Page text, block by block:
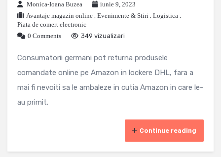
Monica-Ioana Buzea
iunie 9, 2023
Avantaje magazin online , Evenimente & Stiri , Logistica ,
Piata de comert electronic
0 Comments
349 vizualizari
Consumatorii germani pot returna produsele
comandate online pe Amazon in lockere DHL, fara a
mai fi nevoiti sa le ambaleze in cutia Amazon in care le-
au primit.
Continue reading